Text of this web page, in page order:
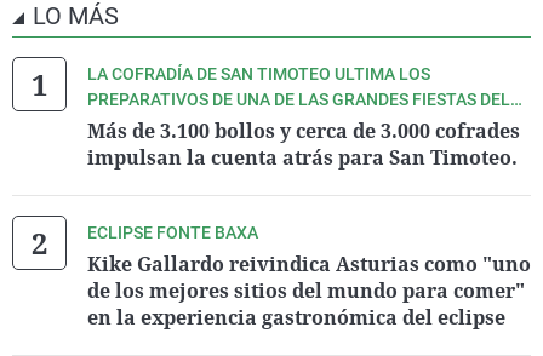
LO MÁS
LA COFRADÍA DE SAN TIMOTEO ULTIMA LOS
PREPARATIVOS DE UNA DE LAS GRANDES FIESTAS DEL
VERANO ASTURIANO.
Más de 3.100 bollos y cerca de 3.000 cofrades
impulsan la cuenta atrás para San Timoteo.
ECLIPSE FONTE BAXA
Kike Gallardo reivindica Asturias como "uno
de los mejores sitios del mundo para comer"
en la experiencia gastronómica del eclipse